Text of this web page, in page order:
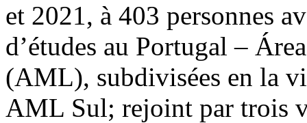
et 2021, à 403 personnes
d’études au Portugal –
(AML), subdivisées en la
AML Sul; rejoint par trois